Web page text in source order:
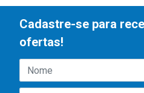
Cadastre-se para
ofertas!